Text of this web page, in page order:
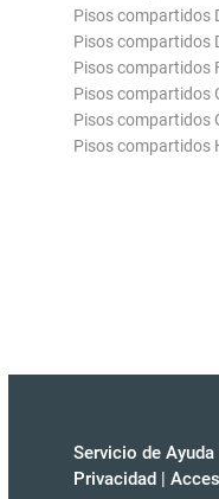
Pisos compartidos
Pisos compartidos
Pisos compartidos
Pisos compartidos
Pisos compartidos
Pisos compartidos
Servicio de Ayuda
Privacidad |